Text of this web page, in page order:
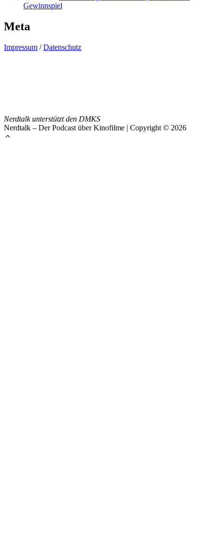
Gewinnspiel
Meta
Impressum /Datenschutz
Nerdtalk unterstützt den DMKS
Nerdtalk – Der Podcast über Kinofilme | Copyright © 2026